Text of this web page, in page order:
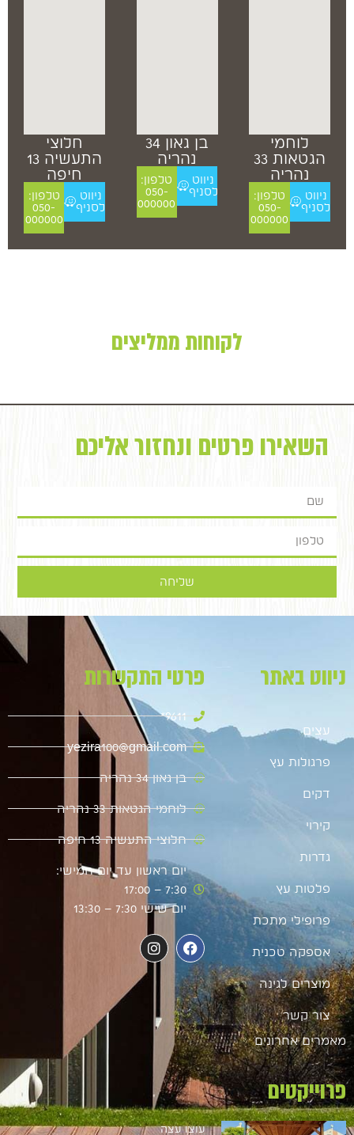
לוחמי
הגטאות 33
נהריה
ניווט
לסניף
טלפון:
050-
000000
בן גאון 34
נהריה
ניווט
לסניף
טלפון:
050-
000000
חלוצי
התעשיה 13
חיפה
ניווט
לסניף
טלפון:
050-
000000
לקוחות ממליצים
השאירו פרטים ונחזור אליכם
שליחה
ניווט באתר
עצים
פרגולות עץ
דקים
קירוי
גדרות
פלטות עץ
פרופילי מתכת
אספקה טכנית
מוצרים לגינה
צור קשר
מאמרים אחרונים
פרטי התקשרות
9611*
yezira100@gmail.com
בן גאון 34 נהריה
לוחמי הגטאות 33 נהריה
חלוצי התעשיה 13 חיפה
יום ראשון עד יום חמישי:
7:30 – 17:00
יום שישי 7:30 – 13:30
פרוייקטים
עוצו עצה